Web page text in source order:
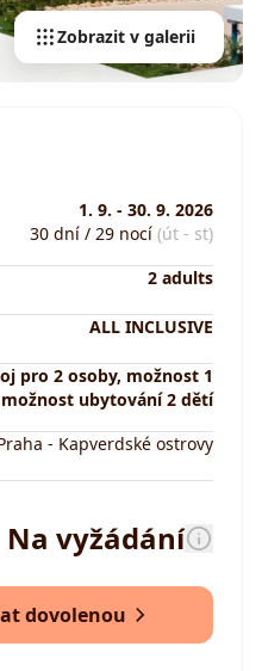
Zobrazit v galerii
1. 9. - 30. 9. 2026
30 dní / 29 nocí (út - st)
2 adults
ALL INCLUSIVE
pro 2 osoby, možnost 1
ubytování 2 dětí
- Kapverdské ostrovy
Na vyžádání
dovolenou